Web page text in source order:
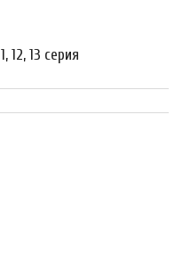
12, 13 серия